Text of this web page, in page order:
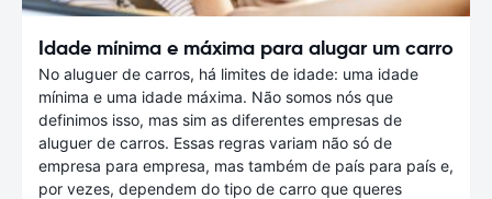
Idade mínima e máxima para alugar um carro
No aluguer de carros, há limites de idade: uma idade
mínima e uma idade máxima. Não somos nós que
definimos isso, mas sim as diferentes empresas de
aluguer de carros. Essas regras variam não só de
empresa para empresa, mas também de país para país e,
por vezes, dependem do tipo de carro que queres